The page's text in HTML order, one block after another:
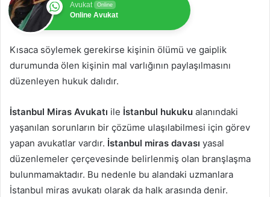
Avukat Online
Online Avukat
Kısaca söylemek gerekirse kişinin ölümü ve gaiplik
durumunda ölen kişinin mal varlığının paylaşılmasını
düzenleyen hukuk dalıdır.
İstanbul Miras Avukatı ile İstanbul hukuku alanındaki
yaşanılan sorunların bir çözüme ulaşılabilmesi için görev
yapan avukatlar vardır. İstanbul miras davası yasal
düzenlemeler çerçevesinde belirlenmiş olan branşlaşma
bulunmamaktadır. Bu nedenle bu alandaki uzmanlara
İstanbul miras avukatı olarak da halk arasında denir.